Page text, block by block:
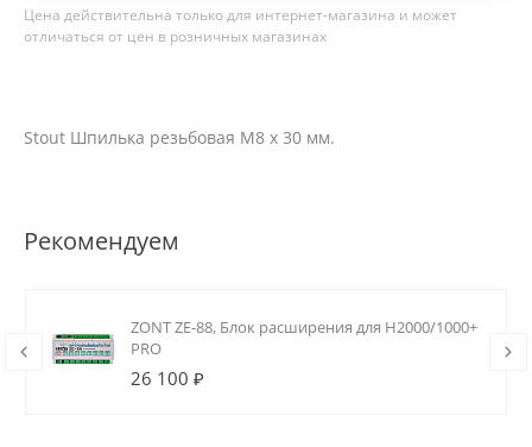
Цена действительна только для интернет-магазина и может
отличаться от цен в розничных магазинах
Stout Шпилька резьбовая M8 х 30 мм.
Рекомендуем
ZONT ZE-88, Блок расширения для H2000/1000+
PRO
26 100 ₽